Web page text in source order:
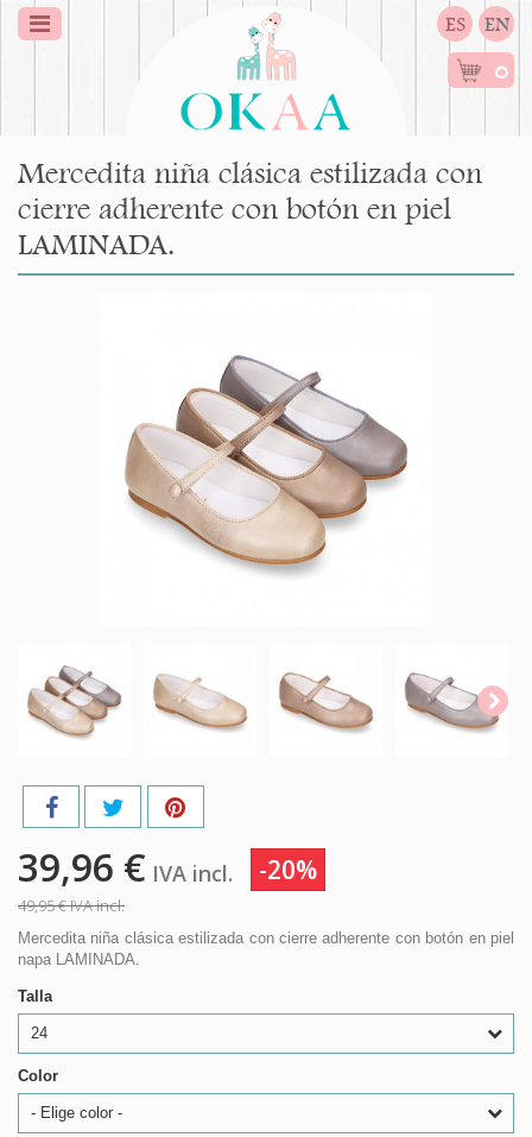
ES EN
0
Mercedita niña clásica estilizada con
cierre adherente con botón en piel
LAMINADA.
39,96 € IVA incl. -20%
49,95 €IVA incl.
Mercedita niña clásica estilizada con cierre adherente con botón en piel
napa LAMINADA.
Talla
24
Color
- Elige color -